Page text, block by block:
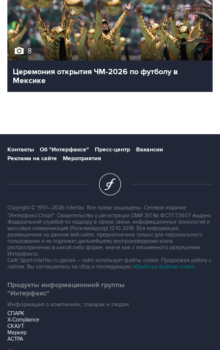
8
Церемония открытия ЧМ-2026 по футболу в
Мексике
Контакты Об "Интерфаксе" Пресс-центр
Вакансии
Реклама на сайте
Мероприятия
Copyright © 1991—2026 Interfax. Все права защищены. Сетевое издание
"Интерфакс-Спорт". Свидетельство о регистрации СМИ ЭЛ № ФС77-73907 выдано
Федеральной службой по надзору в сфере связи, информационных технологий и
массовых коммуникаций (Роскомнадзор) 12.10.2018. Вся информация,
размещенная на данном веб-сайте, предназначена только для персонального
пользования и не подлежит дальнейшему воспроизведению и/или
распространению в какой-либо форме, иначе как с письменного разрешения
Интерфакса.
Сайт Sport-Interfax.ru (далее – сайт) использует файлы cookie. Продолжая работу с
сайтом, Вы соглашаетесь на сбор и последующую обработку файлов cookie.
Продукты информационной группы
"Интерфакс"
Информация о компаниях, товарах и людях
СПАРК
X-Compliance
СКАУТ
Маркер
АСТРА